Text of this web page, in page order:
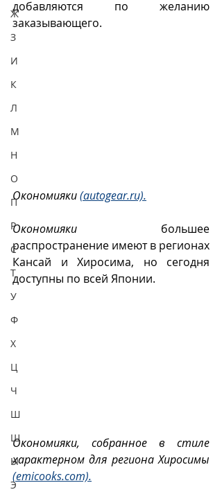
Ж
З
И
К
Л
М
Н
О
П
Р
С
Т
У
Ф
Х
Ц
Ч
Ш
Щ
Ы
Э
добавляются по желанию
заказывающего.
Окономияки (autogear.ru).
Окономияки большее
распространение имеют в регионах
Кансай и Хиросима, но сегодня
доступны по всей Японии.
Окономияки, собранное в стиле
(emicooks.com).